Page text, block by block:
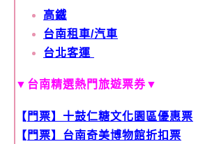
高鐵
台南租車/汽車
台北客運
▼台南精選熱門旅遊票券▼
【門票】十鼓仁糖文化園區優惠票
【門票】台南奇美博物館折扣票